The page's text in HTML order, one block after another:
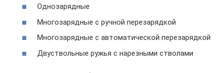
Однозарядные
Многозарядные с ручной перезарядкой
Многозарядные с автоматической перезарядкой
Двуствольные ружья с нарезными стволами